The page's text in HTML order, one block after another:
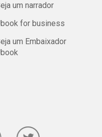
um narrador
for business
um Embaixador